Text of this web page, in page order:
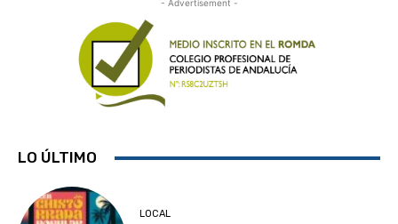
- Advertisement -
LO ÚLTIMO
LOCAL